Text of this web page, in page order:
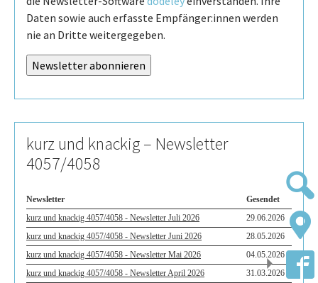
Daten sowie auch erfasste Empfänger:innen werden
nie an Dritte weitergegeben.
kurz und knackig – Newsletter
4057/4058